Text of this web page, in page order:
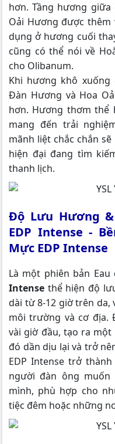
hơn. Tầng hương
Oải Hương được thêm
dụng ở hương cuối
cũng có thể nói về
cho Olibanum.
Khi hương khô xuống
Đàn Hương và Hoa
hơn. Hương thơm thể
mang đến trải
mãnh liệt chắc chắn
hiện đại đang tìm
thanh lịch.
Độ Lưu Hương &
EDP Intense -
Mực EDP Intense
Là một phiên bản
Intense thể hiện độ
dài từ 8-12 giờ trên da,
môi trường và cơ địa.
vài giờ đầu, tạo ra
đó dần dịu lại và trở
EDP Intense trở
người đàn ông
mình, phù hợp cho
tiệc đêm hoặc những